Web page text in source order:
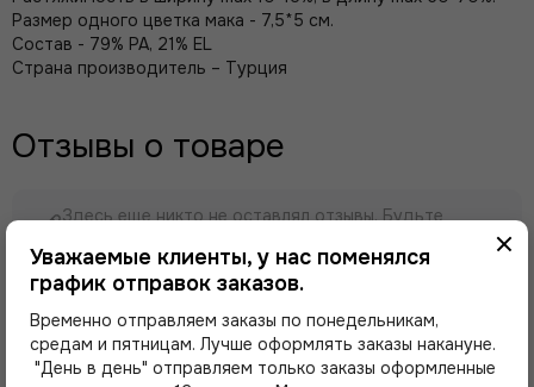
Размер одного цветка мака - 7,5*5 см.
Состав - 79% PA, 21% EL
Страна производитель – Турция
Отзывы о товаре
Здесь еще никто не оставлял отзывы. Будьте
Оставить отзыв
Уважаемые клиенты, у нас поменялся
график отправок заказов.
Временно отправляем заказы по понедельникам,
средам и пятницам. Лучше оформлять заказы накануне.
"День в день" отправляем только заказы оформленные